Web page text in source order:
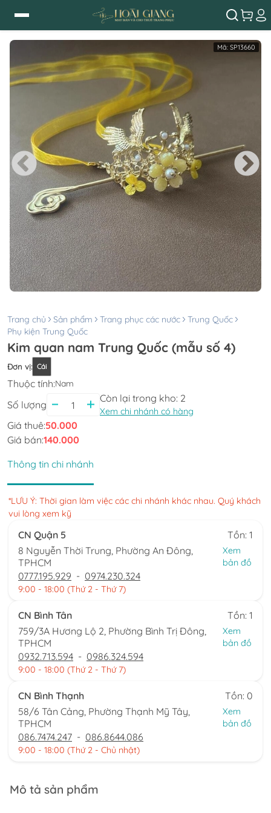
Mã: SP13660
Trang chủ Sản phẩm Trang phục các nước
Trung Quốc
Phụ kiện Trung Quốc
Kim quan nam Trung Quốc (mẫu số 4)
Đơn vị: Cái
Thuộc tính:Nam
Số lượng
Còn lại trong kho: 2
Xem chi nhánh có hàng
Giá thuê:50.000
Giá bán:140.000
Thông tin chi nhánh
*LƯU Ý: Thời gian làm việc các chi nhánh khác nhau. Quý khách
vui lòng xem kỹ
CN Quận 5
Tồn: 1
8 Nguyễn Thời Trung, Phường An Đông,
TPHCM
Xem
bản đồ
0777.195.929 - 0974.230.324
9:00 - 18:00 (Thứ 2 - Thứ 7)
CN Bình Tân
Tồn: 1
759/3A Hương Lộ 2, Phường Bình Trị Đông,
TPHCM
Xem
bản đồ
0932.713.594 - 0986.324.594
9:00 - 18:00 (Thứ 2 - Thứ 7)
CN Bình Thạnh
Tồn: 0
58/6 Tân Cảng, Phường Thạnh Mỹ Tây,
TPHCM
Xem
bản đồ
086.7474.247 - 086.8644.086
9:00 - 18:00 (Thứ 2 - Chủ nhật)
Mô tả sản phẩm